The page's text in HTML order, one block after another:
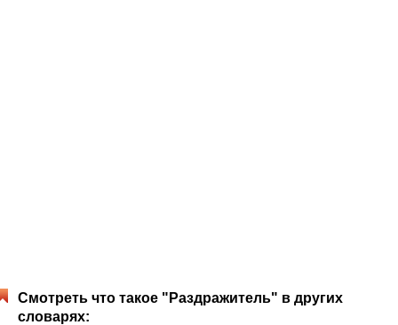
Смотреть что такое "Раздражитель" в других
словарях: